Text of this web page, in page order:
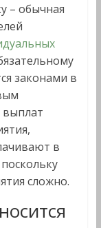
– обычная
законами в
выплат
в
сложно.